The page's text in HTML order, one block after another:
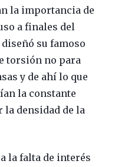
la importancia de
a finales del
su famoso
torsión no para
y de ahí lo que
la constante
densidad de la
la falta de interés